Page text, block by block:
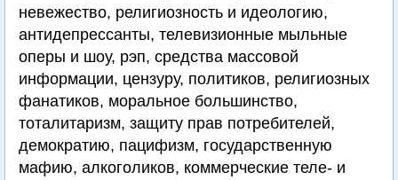
невежество, религиозность и идеологию,
антидепрессанты, телевизионные мыльные
оперы и шоу, рэп, средства массовой
информации, цензуру, политиков, религиозных
фанатиков, моральное большинство,
тоталитаризм, защиту прав потребителей,
демократию, пацифизм, государственную
мафию, алкоголиков, коммерческие теле- и